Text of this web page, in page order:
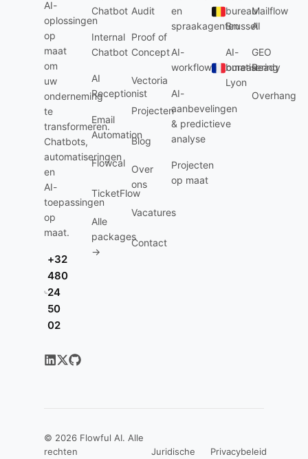
AI-
oplossingen
op
maat
om
uw
onderneming
te
transformeren.
Chatbots,
automatiseringen
en
AI-
toepassingen
op
maat.
+32
480
24
50
02
Chatbot
Internal
Chatbot
AI
Receptionist
Email
Automation
Flowcal
TicketFlow
Alle
packages
→
Audit
Proof of
Concept
Vectoria
Projecten
Blog
Over
ons
Vacatures
Contact
en
spraakagenten
AI-
workflowautomatisering
AI-
aanbevelingen
& predictieve
analyse
Projecten
op maat
bureau
Brussel
AI-
bureau
Lyon
Mailflow
AI
GEO
Ready
Overhang
© 2026 Flowful AI. Alle
rechten
Juridische
Privacybeleid